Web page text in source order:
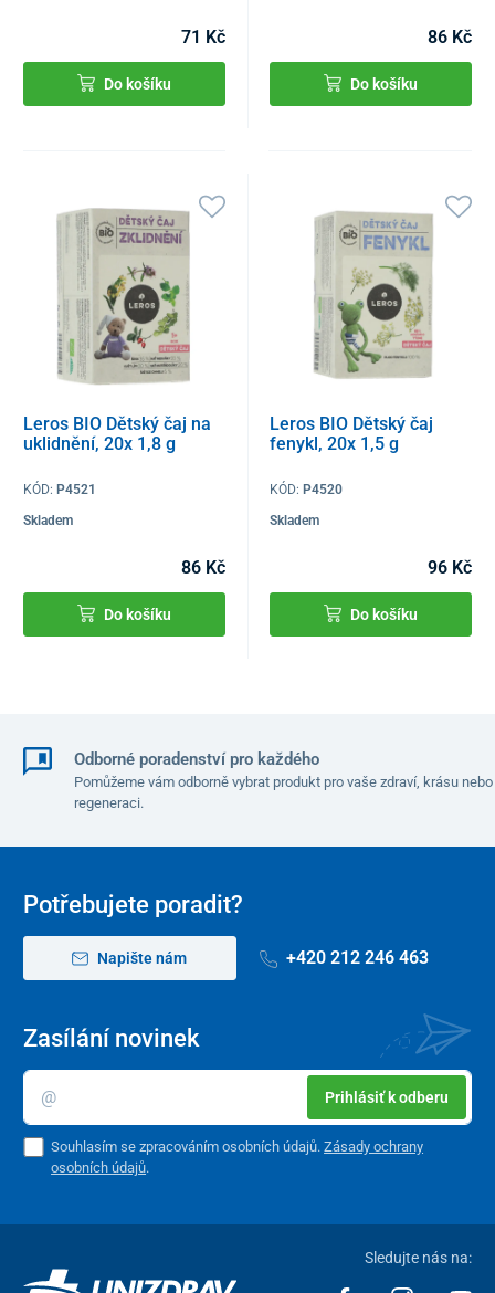
71 Kč
Do košíku
86 Kč
Do košíku
Leros BIO Dětský čaj na
uklidnění, 20x 1,8 g
KÓD: P4521
Skladem
86 Kč
Do košíku
Leros BIO Dětský čaj
fenykl, 20x 1,5 g
KÓD: P4520
Skladem
96 Kč
Do košíku
Odborné poradenství pro každého
Pomůžeme vám odborně vybrat produkt pro vaše zdraví, krásu nebo
regeneraci.
Potřebujete poradit?
Napište nám +420 212 246 463
Zasílání novinek
Prihlásiť k odberu
Souhlasím se zpracováním osobních údajů.Zásady ochrany
osobních údajů.
Sledujte nás na: